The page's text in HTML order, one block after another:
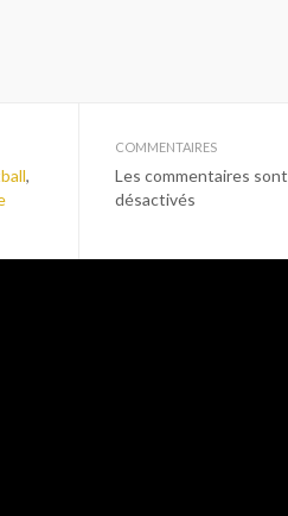
,
COMMENTAIRES
Les commentaires sont
désactivés